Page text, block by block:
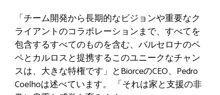
「チーム開発から長期的なビジョンや重要なク
ライアントのコラボレーションまで、すべてを
包含するすべてのものを含む、バルセロナのペ
ペとカルロスと提携するこのユニークなチャン
スは、大きな特権です」とBiorceのCEO、Pedro
Coelhoは述べています。 「それは家と支援の非